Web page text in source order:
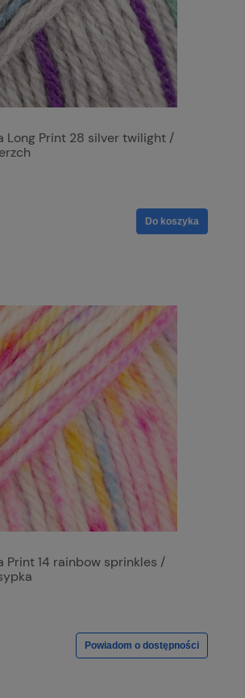
Long Print 28 silver twilight /
Do koszyka
Print 14 rainbow sprinkles /
Powiadom o dostępności